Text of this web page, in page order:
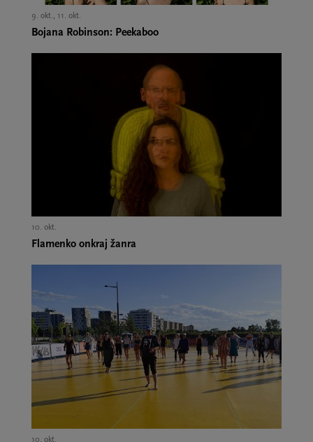
9. okt., 11. okt.,
Bojana Robinson: Peekaboo
10. okt.,
Flamenko onkraj žanra
10. okt.,